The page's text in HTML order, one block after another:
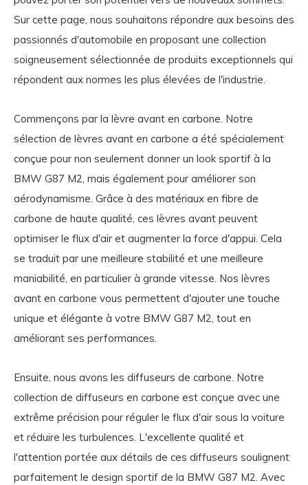
Sur cette page, nous souhaitons répondre aux besoins des
passionnés d'automobile en proposant une collection
soigneusement sélectionnée de produits exceptionnels qui
répondent aux normes les plus élevées de l'industrie.
Commençons par la lèvre avant en carbone. Notre
sélection de lèvres avant en carbone a été spécialement
conçue pour non seulement donner un look sportif à la
BMW G87 M2, mais également pour améliorer son
aérodynamisme. Grâce à des matériaux en fibre de
carbone de haute qualité, ces lèvres avant peuvent
optimiser le flux d'air et augmenter la force d'appui. Cela
se traduit par une meilleure stabilité et une meilleure
maniabilité, en particulier à grande vitesse. Nos lèvres
avant en carbone vous permettent d'ajouter une touche
unique et élégante à votre BMW G87 M2, tout en
améliorant ses performances.
Ensuite, nous avons les diffuseurs de carbone. Notre
collection de diffuseurs en carbone est conçue avec une
extrême précision pour réguler le flux d'air sous la voiture
et réduire les turbulences. L'excellente qualité et
l'attention portée aux détails de ces diffuseurs soulignent
parfaitement le design sportif de la BMW G87 M2. Avec